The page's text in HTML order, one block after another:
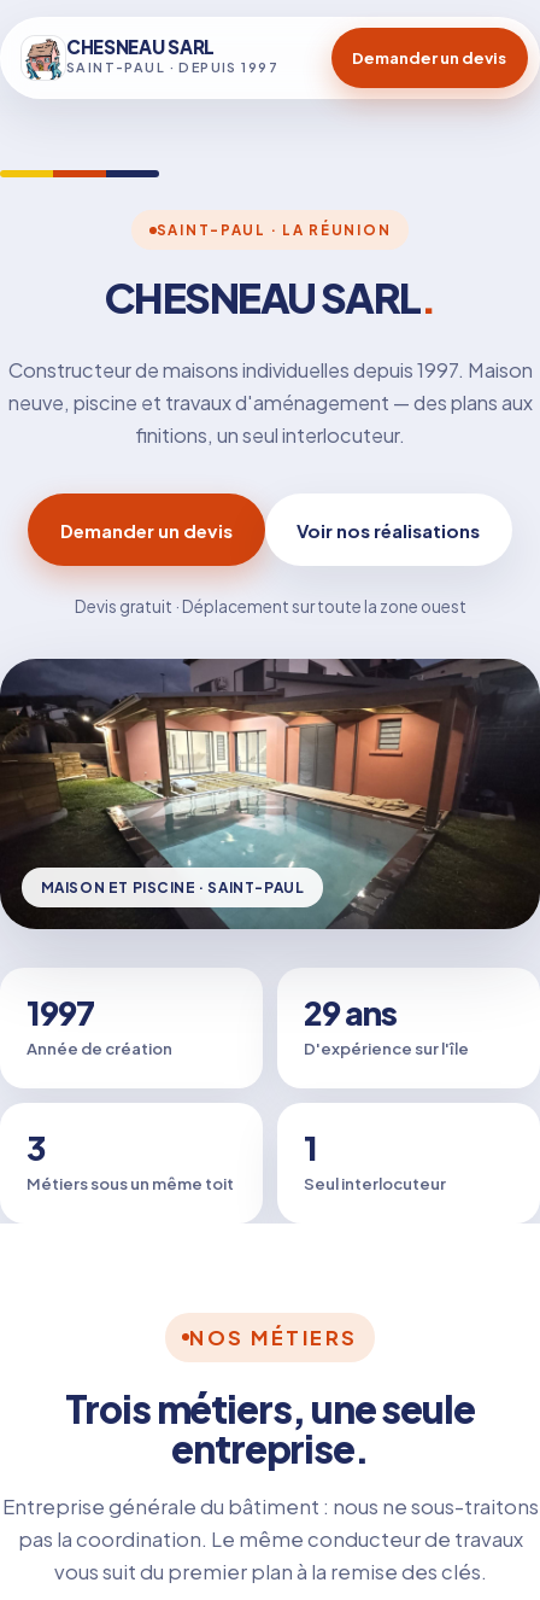
CHESNEAU SARL
SAINT-PAUL · DEPUIS 1997 Demander un devis
SAINT-PAUL · LA RÉUNION
CHESNEAU SARL.
Constructeur de maisons individuelles depuis 1997. Maison
neuve, piscine et travaux d'aménagement — des plans aux
finitions, un seul interlocuteur.
Demander un devis Voir nos réalisations
Devis gratuit · Déplacement sur toute la zone ouest
MAISON ET PISCINE · SAINT-PAUL
1997
Année de création
29 ans
D'expérience sur l'île
3
Métiers sous un même toit
1
Seul interlocuteur
NOS MÉTIERS
Trois métiers, une seule
entreprise.
Entreprise générale du bâtiment : nous ne sous-traitons
pas la coordination. Le même conducteur de travaux
vous suit du premier plan à la remise des clés.